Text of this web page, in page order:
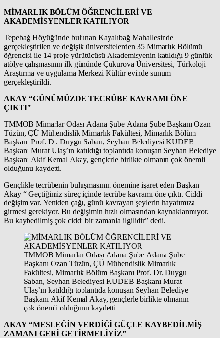
MİMARLIK BÖLÜM ÖĞRENCİLERİ VE
AKADEMİSYENLER KATILIYOR
Tepebağ Höyüğünde bulunan Kayalıbağ Mahallesinde
gerçekleştirilen ve değişik üniversitelerden 35 Mimarlık Bölümü
öğrencisi ile 14 proje yürütücüsü Akademisyenin katıldığı 9 günlük
atölye çalışmasının ilk gününde Çukurova Üniversitesi, Türkoloji
Araştırma ve uygulama Merkezi Kültür evinde sunum
gerçekleştirildi.
AKAY “GÜNÜMÜZDE TECRÜBE KAVRAMI ÖNE
ÇIKTI”
TMMOB Mimarlar Odası Adana Şube Adana Şube Başkanı Ozan
Tüzün, ÇÜ Mühendislik Mimarlık Fakültesi, Mimarlık Bölüm
Başkanı Prof. Dr. Duygu Saban, Seyhan Belediyesi KUDEB
Başkanı Murat Ulaş’ın katıldığı toplantıda konuşan Seyhan Belediye
Başkanı Akif Kemal Akay, gençlerle birlikte olmanın çok önemli
olduğunu kaydetti.
Gençlikle tecrübenin buluşmasının önemine işaret eden Başkan
Akay “ Geçtiğimiz süreç içinde tecrübe kavramı öne çıktı. Ciddi
değişim var. Yeniden çağı, günü kavrayan şeylerin hayatımıza
girmesi gerekiyor. Bu değişimin hızlı olmasından kaynaklanmıyor.
Bu kaybedilmiş çok ciddi bir zamanla ilgilidir” dedi.
TMMOB Mimarlar Odası Adana Şube Adana Şube
Başkanı Ozan Tüzün, ÇÜ Mühendislik Mimarlık
Fakültesi, Mimarlık Bölüm Başkanı Prof. Dr. Duygu
Saban, Seyhan Belediyesi KUDEB Başkanı Murat
Ulaş’ın katıldığı toplantıda konuşan Seyhan Belediye
Başkanı Akif Kemal Akay, gençlerle birlikte olmanın
çok önemli olduğunu kaydetti.
AKAY “MESLEĞİN VERDİĞİ GÜÇLE KAYBEDİLMİŞ
ZAMANI GERİ GETİRMELİYİZ”